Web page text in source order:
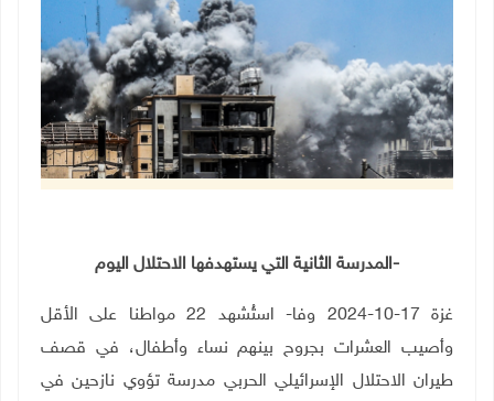
-المدرسة الثانية التي يستهدفها الاحتلال اليوم
غزة 17-10-2024 وفا- استُشهد 22 مواطنا على الأقل
وأصيب العشرات بجروح بينهم نساء وأطفال، في قصف
طيران الاحتلال الإسرائيلي الحربي مدرسة تؤوي نازحين في